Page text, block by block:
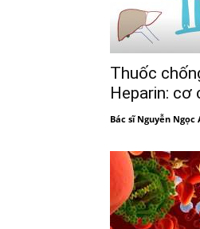
Thuốc
Heparin: cơ
Bác sĩ Nguyễn Ngọc